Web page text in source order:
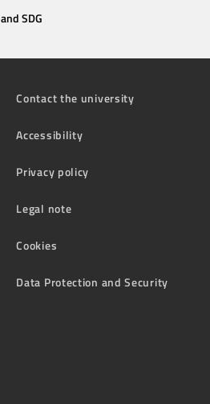
SDG
Contact the university
Accessibility
Privacy policy
Legal note
Cookies
Data Protection and Security